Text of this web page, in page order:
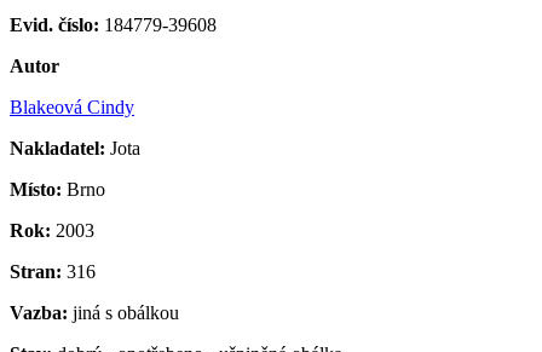
Evid. číslo: 184779-39608
Autor
Blakeová Cindy
Nakladatel: Jota
Místo: Brno
Rok: 2003
Stran: 316
Vazba: jiná s obálkou